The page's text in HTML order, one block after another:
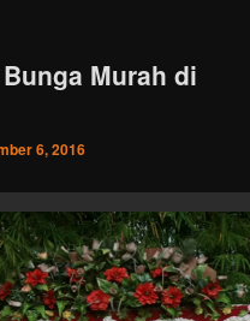
Murah di
6, 2016